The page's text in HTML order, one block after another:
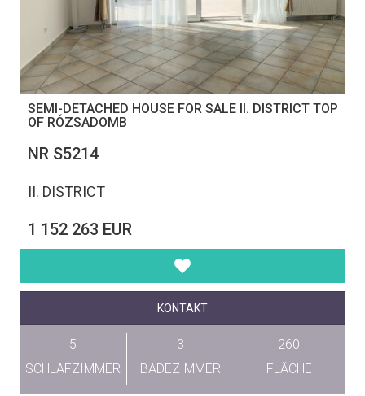
SEMI-DETACHED HOUSE FOR SALE II. DISTRICT TOP
OF RÓZSADOMB
NR S5214
II. DISTRICT
1 152 263 EUR
KONTAKT
5
SCHLAFZIMMER
3
BADEZIMMER
260
FLÄCHE